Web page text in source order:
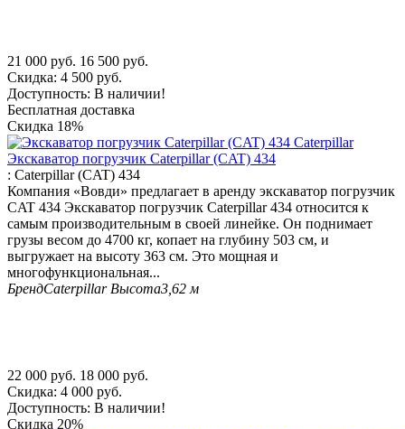
21 000 руб. 16 500 руб.
Скидка: 4 500 руб.
Доступность: В наличии!
Бесплатная доставка
Скидка 18%
Экскаватор погрузчик Caterpillar (CAT) 434
: Caterpillar (CAT) 434
Компания «Вовди» предлагает в аренду экскаватор погрузчик
CAT 434 Экскаватор погрузчик Caterpillar 434 относится к
самым производительным в своей линейке. Он поднимает
грузы весом до 4700 кг, копает на глубину 503 см, и
выгружает на высоту 363 см. Это мощная и
многофункциональная...
БрендCaterpillar Высота3,62 м
22 000 руб. 18 000 руб.
Скидка: 4 000 руб.
Доступность: В наличии!
Скидка 20%